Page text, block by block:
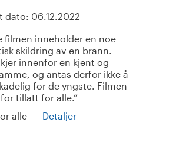
dato: 06.12.2022
filmen inneholder en noe
skildring av en brann.
innenfor en kjent og
og antas derfor ikke å
for de yngste. Filmen
tillatt for alle.
alle
Detaljer